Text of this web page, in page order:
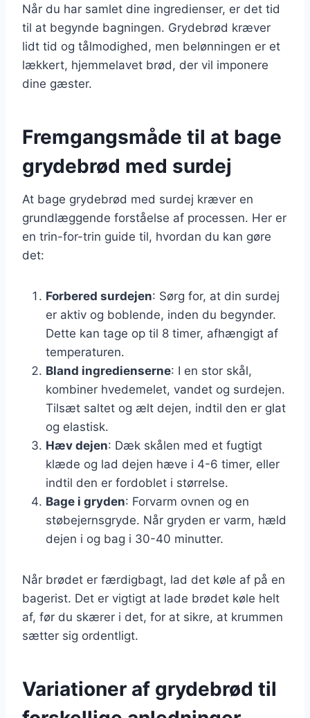
Når du har samlet dine ingredienser, er det tid
til at begynde bagningen. Grydebrød kræver
lidt tid og tålmodighed, men belønningen er et
lækkert, hjemmelavet brød, der vil imponere
dine gæster.
Fremgangsmåde til at bage
grydebrød med surdej
At bage grydebrød med surdej kræver en
grundlæggende forståelse af processen. Her er
en trin-for-trin guide til, hvordan du kan gøre
det:
Forbered surdejen: Sørg for, at din surdej
er aktiv og boblende, inden du begynder.
Dette kan tage op til 8 timer, afhængigt af
temperaturen.
Bland ingredienserne: I en stor skål,
kombiner hvedemelet, vandet og surdejen.
Tilsæt saltet og ælt dejen, indtil den er glat
og elastisk.
Hæv dejen: Dæk skålen med et fugtigt
klæde og lad dejen hæve i 4-6 timer, eller
indtil den er fordoblet i størrelse.
Bage i gryden: Forvarm ovnen og en
støbejernsgryde. Når gryden er varm, hæld
dejen i og bag i 30-40 minutter.
Når brødet er færdigbagt, lad det køle af på en
bagerist. Det er vigtigt at lade brødet køle helt
af, før du skærer i det, for at sikre, at krummen
sætter sig ordentligt.
Variationer af grydebrød til